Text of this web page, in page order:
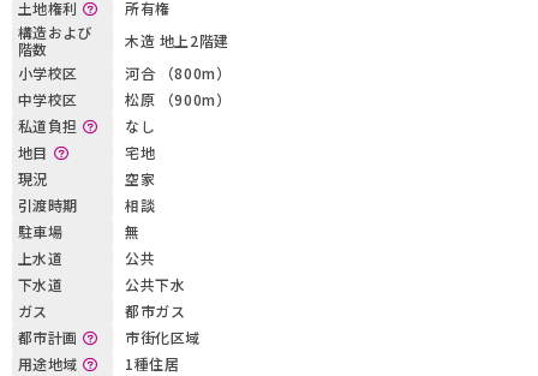
土地権利
所有権
構造および
階数
木造 地上2階建
小学校区
河合 （800m）
中学校区
松原 （900m）
私道負担
なし
地目
宅地
現況
空家
引渡時期
相談
駐車場
無
上水道
公共
下水道
公共下水
ガス
都市ガス
都市計画
市街化区域
用途地域
1種住居